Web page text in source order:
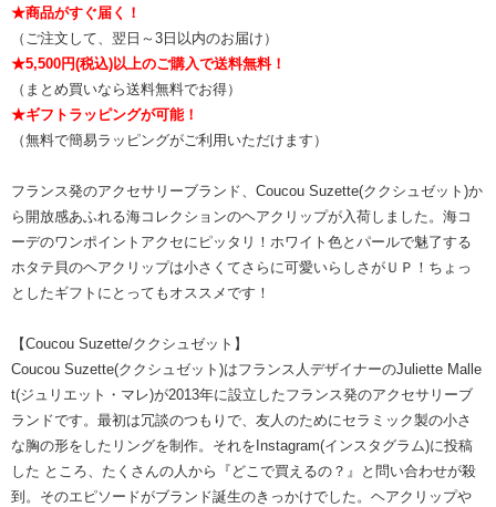
★商品がすぐ届く！
（ご注文して、翌日～3日以内のお届け）
★5,500円(税込)以上のご購入で送料無料！
（まとめ買いなら送料無料でお得）
★ギフトラッピングが可能！
（無料で簡易ラッピングがご利用いただけます）
フランス発のアクセサリーブランド、Coucou Suzette(ククシュゼット)か
ら開放感あふれる海コレクションのヘアクリップが入荷しました。海コ
ーデのワンポイントアクセにピッタリ！ホワイト色とパールで魅了する
ホタテ貝のヘアクリップは小さくてさらに可愛いらしさがＵＰ！ちょっ
としたギフトにとってもオススメです！
【Coucou Suzette/ククシュゼット】
Coucou Suzette(ククシュゼット)はフランス人デザイナーのJuliette Malle
t(ジュリエット・マレ)が2013年に設立したフランス発のアクセサリーブ
ランドです。最初は冗談のつもりで、友人のためにセラミック製の小さ
な胸の形をしたリングを制作。それをInstagram(インスタグラム)に投稿
した ところ、たくさんの人から『どこで買えるの？』と問い合わせが殺
到。そのエピソードがブランド誕生のきっかけでした。ヘアクリップや